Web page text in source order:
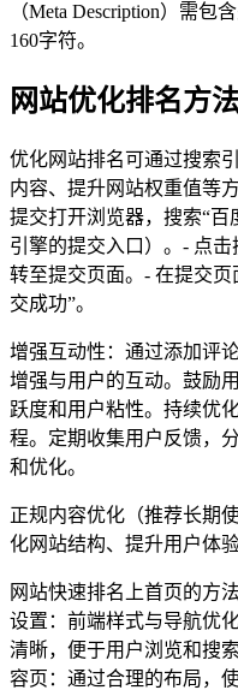
（Meta Description）需包
160字符。
网站优化排名方
优化网站排名可通过搜索
内容、提升网站权重值等
提交打开浏览器，搜索“百
引擎的提交入口）。- 点
转至提交页面。- 在提交页
交成功”。
增强互动性：通过添加评
增强与用户的互动。鼓励
跃度和用户粘性。持续优
程。定期收集用户反馈，
和优化。
正规内容优化（推荐长期
化网站结构、提升用户体
网站快速排名上首页的方
设置：前端样式与导航优
清晰，便于用户浏览和搜
容页：通过合理的布局，